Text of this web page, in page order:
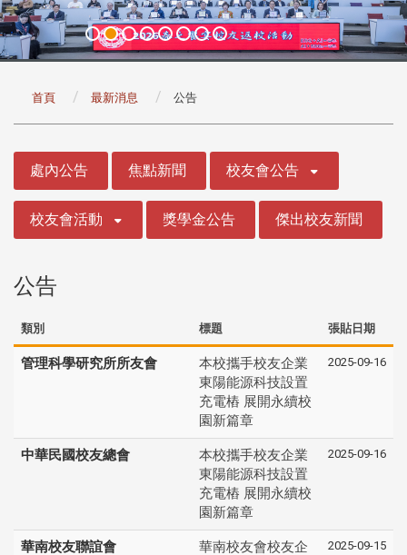
首頁 最新消息 公告
處內公告 焦點新聞 校友會公告
校友會活動 獎學金公告 傑出校友新聞
公告
類別 標題 張貼日期
管理科學研究所所友會
本校攜手校友企業
東陽能源科技設置
充電樁 展開永續校
園新篇章
2025-09-16
中華民國校友總會
本校攜手校友企業
東陽能源科技設置
充電樁 展開永續校
園新篇章
2025-09-16
華南校友聯誼會
華南校友會校友企
2025-09-15